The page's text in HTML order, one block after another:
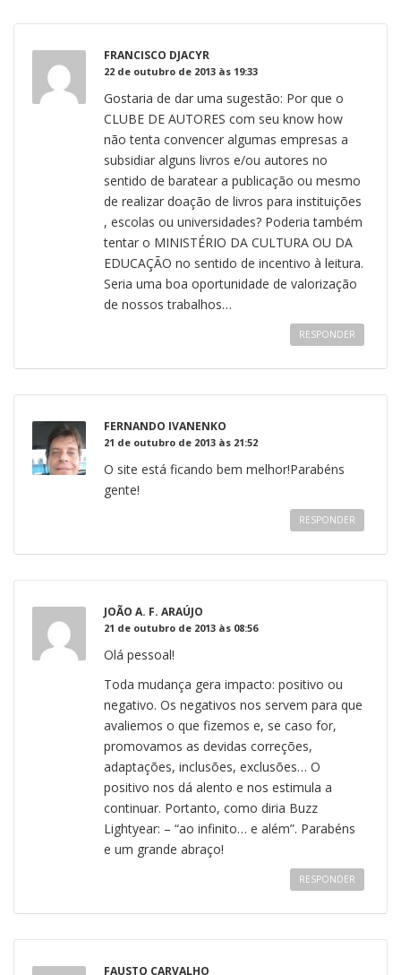
FRANCISCO DJACYR
22 de outubro de 2013 às 19:33
Gostaria de dar uma sugestão: Por que o
CLUBE DE AUTORES com seu know how
não tenta convencer algumas empresas a
subsidiar alguns livros e/ou autores no
sentido de baratear a publicação ou mesmo
de realizar doação de livros para instituições
, escolas ou universidades? Poderia também
tentar o MINISTÉRIO DA CULTURA OU DA
EDUCAÇÃO no sentido de incentivo à leitura.
Seria uma boa oportunidade de valorização
de nossos trabalhos…
RESPONDER
FERNANDO IVANENKO
21 de outubro de 2013 às 21:52
O site está ficando bem melhor!Parabéns
gente!
RESPONDER
JOÃO A. F. ARAÚJO
21 de outubro de 2013 às 08:56
Olá pessoal!
Toda mudança gera impacto: positivo ou
negativo. Os negativos nos servem para que
avaliemos o que fizemos e, se caso for,
promovamos as devidas correções,
adaptações, inclusões, exclusões… O
positivo nos dá alento e nos estimula a
continuar. Portanto, como diria Buzz
Lightyear: – “ao infinito… e além”. Parabéns
e um grande abraço!
RESPONDER
FAUSTO CARVALHO